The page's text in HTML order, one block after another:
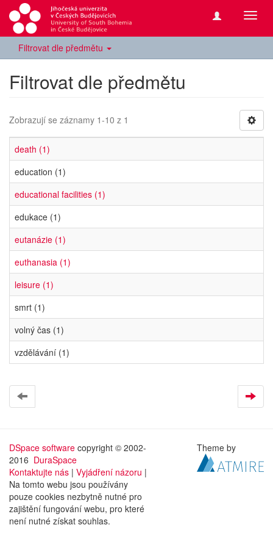
Filtrovat dle předmětu
Filtrovat dle předmětu
Zobrazují se záznamy 1-10 z 1
death (1)
education (1)
educational facilities (1)
edukace (1)
eutanázie (1)
euthanasia (1)
leisure (1)
smrt (1)
volný čas (1)
vzdělávání (1)
DSpace software copyright © 2002-
2016 DuraSpace
Kontaktujte nás | Vyjádření názoru |
Na tomto webu jsou používány
pouze cookies nezbytně nutné pro
zajištění fungování webu, pro které
není nutné získat souhlas.
Theme by